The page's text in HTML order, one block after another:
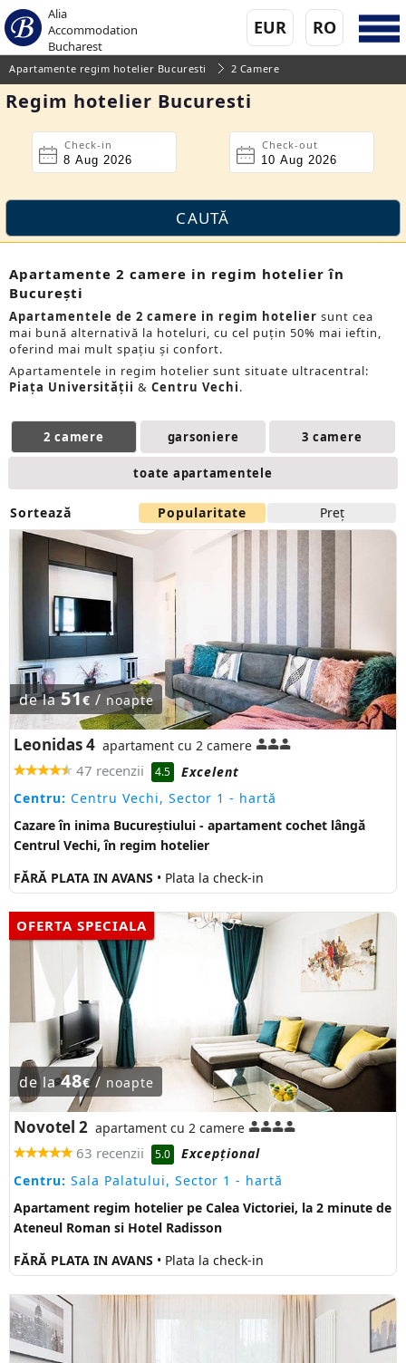
Alia
Accommodation
Bucharest
RO
EUR
Apartamente regim hotelier Bucuresti 2 Camere
Regim hotelier Bucuresti
Check-in Check-out
Apartamente 2 camere in regim hotelier în
București
Apartamentele de 2 camere in regim hotelier sunt cea
mai bună alternativă la hoteluri, cu cel puțin 50% mai ieftin,
oferind mai mult spațiu și confort.
Apartamentele in regim hotelier sunt situate ultracentral:
Piața Universității & Centru Vechi.
2 camere garsoniere 3 camere
toate apartamentele
Sortează Popularitate Preţ
de la51€ / noapte
Leonidas 4 apartament cu 2 camere
47 recenzii 4.5
Excelent
Centru: Centru Vechi, Sector 1 - hartă
Cazare în inima Bucureștiului - apartament cochet lângă
Centrul Vechi, în regim hotelier
FĂRĂ PLATA IN AVANS • Plata la check-in
OFERTA SPECIALA
de la48€/ noapte
Novotel 2 apartament cu 2 camere
63 recenzii 5.0
Excepţional
Centru: Sala Palatului, Sector 1 - hartă
Apartament regim hotelier pe Calea Victoriei, la 2 minute de
Ateneul Roman si Hotel Radisson
FĂRĂ PLATA IN AVANS • Plata la check-in